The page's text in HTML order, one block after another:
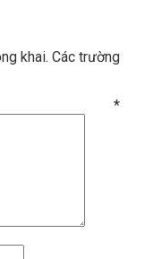
khai. Các trường
*